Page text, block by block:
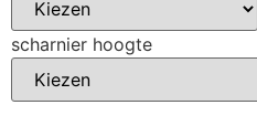
scharnier hoogte